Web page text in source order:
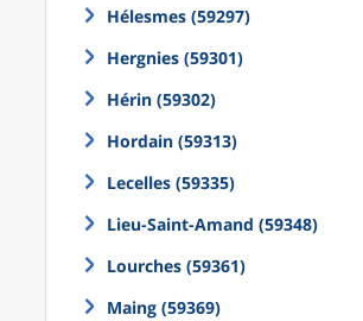
Hélesmes (59297)
Hergnies (59301)
Hérin (59302)
Hordain (59313)
Lecelles (59335)
Lieu-Saint-Amand (59348)
Lourches (59361)
Maing (59369)